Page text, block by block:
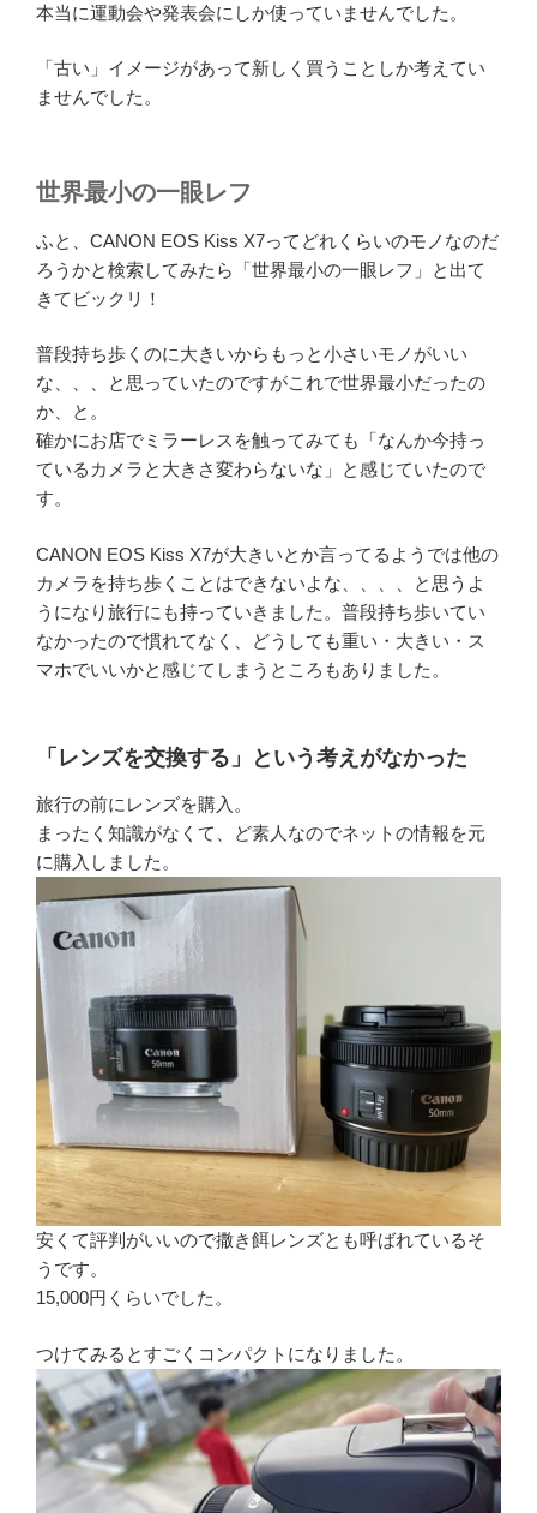
本当に運動会や発表会にしか使っていませんでした。
「古い」イメージがあって新しく買うことしか考えてい
ませんでした。
世界最小の一眼レフ
ふと、CANON EOS Kiss X7ってどれくらいのモノなのだ
ろうかと検索してみたら「世界最小の一眼レフ」と出て
きてビックリ！
普段持ち歩くのに大きいからもっと小さいモノがいい
な、、、と思っていたのですがこれで世界最小だったの
か、と。
確かにお店でミラーレスを触ってみても「なんか今持っ
ているカメラと大きさ変わらないな」と感じていたので
す。
CANON EOS Kiss X7が大きいとか言ってるようでは他の
カメラを持ち歩くことはできないよな、、、、と思うよ
うになり旅行にも持っていきました。普段持ち歩いてい
なかったので慣れてなく、どうしても重い・大きい・ス
マホでいいかと感じてしまうところもありました。
「レンズを交換する」という考えがなかった
旅行の前にレンズを購入。
まったく知識がなくて、ど素人なのでネットの情報を元
に購入しました。
安くて評判がいいので撒き餌レンズとも呼ばれているそ
うです。
15,000円くらいでした。
つけてみるとすごくコンパクトになりました。